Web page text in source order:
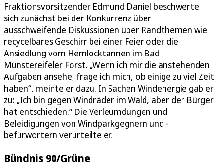
Fraktionsvorsitzender Edmund Daniel beschwerte
sich zunächst bei der Konkurrenz über
ausschweifende Diskussionen über Randthemen wie
recycelbares Geschirr bei einer Feier oder die
Ansiedlung vom Hemlocktannen im Bad
Münstereifeler Forst. „Wenn ich mir die anstehenden
Aufgaben ansehe, frage ich mich, ob einige zu viel Zeit
haben“, meinte er dazu. In Sachen Windenergie gab er
zu: „Ich bin gegen Windräder im Wald, aber der Bürger
hat entschieden.“ Die Verleumdungen und
Beleidigungen von Windparkgegnern und -
befürwortern verurteilte er.
Bündnis 90/Grüne